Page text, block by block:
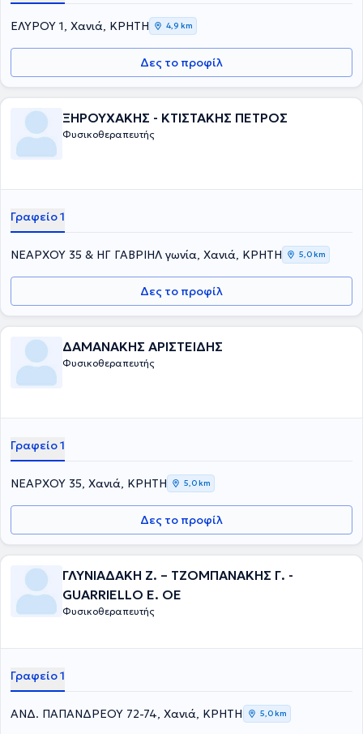
ΕΛΥΡΟΥ 1, Χανιά, ΚΡΗΤΗ 4,9 km
Δες το προφίλ
ΞΗΡΟΥΧΑΚΗΣ - ΚΤΙΣΤΑΚΗΣ ΠΕΤΡΟΣ
Φυσικοθεραπευτής
Γραφείο 1
ΝΕΑΡΧΟΥ 35 & ΗΓ ΓΑΒΡΙΗΛ γωνία, Χανιά, ΚΡΗΤΗ 5,0 km
Δες το προφίλ
ΔΑΜΑΝΑΚΗΣ ΑΡΙΣΤΕΙΔΗΣ
Φυσικοθεραπευτής
Γραφείο 1
ΝΕΑΡΧΟΥ 35, Χανιά, ΚΡΗΤΗ 5,0 km
Δες το προφίλ
ΓΛΥΝΙΑΔΑΚΗ Ζ. – ΤΖΟΜΠΑΝΑΚΗΣ Γ. -
GUARRIELLO Ε. OE
Φυσικοθεραπευτής
Γραφείο 1
ΑΝΔ. ΠΑΠΑΝΔΡΕΟΥ 72-74, Χανιά, ΚΡΗΤΗ 5,0 km